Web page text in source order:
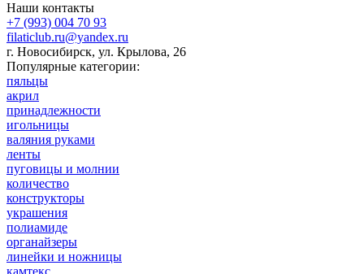
Наши контакты
+7 (993) 004 70 93
filaticlub.ru@yandex.ru
г. Новосибирск, ул. Крылова, 26
Популярные категории:
пяльцы
акрил
принадлежности
игольницы
валяния руками
ленты
пуговицы и молнии
количество
конструкторы
украшения
полиамиде
органайзеры
линейки и ножницы